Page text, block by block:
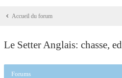
Accueil du forum
Le Setter Anglais: chasse,
Forums